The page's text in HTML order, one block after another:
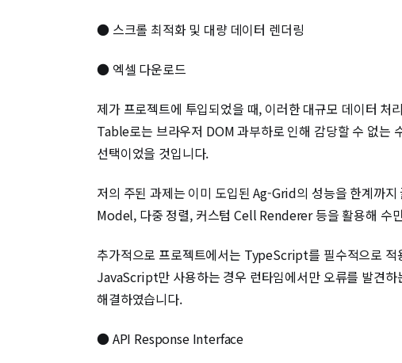
● 스크롤 최적화 및 대량 데이터 렌더링
● 엑셀 다운로드
제가 프로젝트에 투입되었을 때, 이러한 대규모 데이터
Table로는 브라우저 DOM 과부하로 인해 감당할 수 없
선택이었을 것입니다.
저의 주된 과제는 이미 도입된 Ag-Grid의 성능을 한계까
Model, 다중 정렬, 커스텀 Cell Renderer 등을 활용해 수
추가적으로 프로젝트에서는 TypeScript를 필수적으로 적
JavaScript만 사용하는 경우 런타임에서만 오류를 발견
해결하였습니다.
● API Response Interface